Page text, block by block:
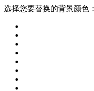
选择您要替换的背景颜色：